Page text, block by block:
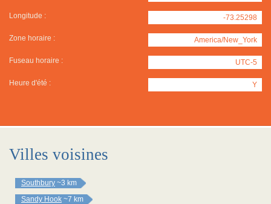
Longitude : -73.25298
Zone horaire : America/New_York
Fuseau horaire : UTC-5
Heure d'été : Y
Villes voisines
Southbury ~3 km
Sandy Hook ~7 km